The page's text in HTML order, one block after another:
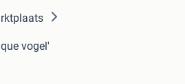
vogel'